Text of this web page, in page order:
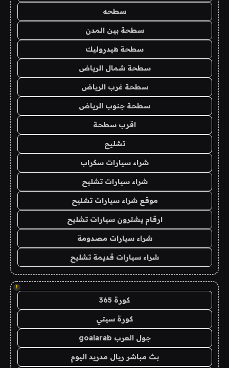
سطحه
سطحة بين المدن
سطحة هيدروليك
سطحة شمال الرياض
سطحة غرب الرياض
سطحة جنوب الرياض
اقرب سطحة
تشليح
شراء سيارات سكراب
شراء سيارات تشليح
موقع شراء سيارات تشليح
ارقام يشترون سيارات تشليح
شراء سيارات مصدومة
شراء سيارات قديمة تشليح
!
كورة 365
كورة سيتي
جول العرب goalarab
بث مباشر ريال مدريد اليوم